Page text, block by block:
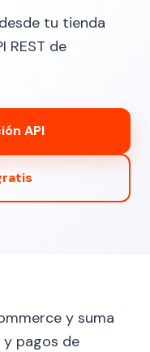
tu tienda
REST de
API
y suma
pagos de